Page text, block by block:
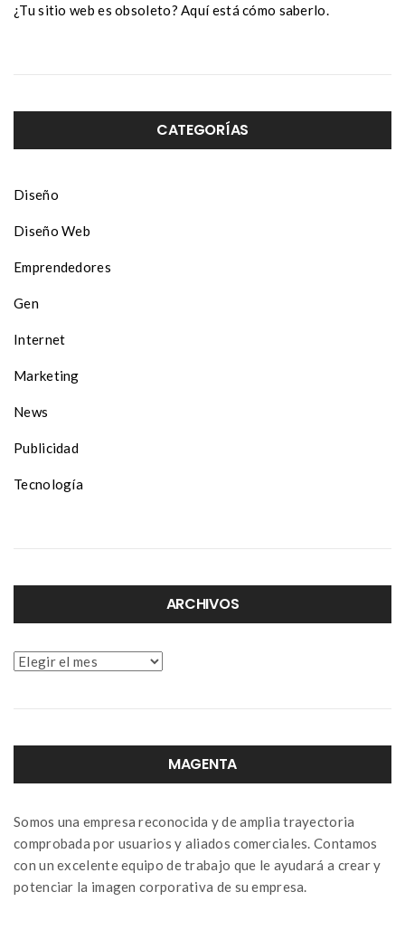
¿Tu sitio web es obsoleto? Aquí está cómo saberlo.
CATEGORÍAS
Diseño
Diseño Web
Emprendedores
Gen
Internet
Marketing
News
Publicidad
Tecnología
ARCHIVOS
Archivos
MAGENTA
Somos una empresa reconocida y de amplia trayectoria
comprobada por usuarios y aliados comerciales. Contamos
con un excelente equipo de trabajo que le ayudará a crear y
potenciar la imagen corporativa de su empresa.